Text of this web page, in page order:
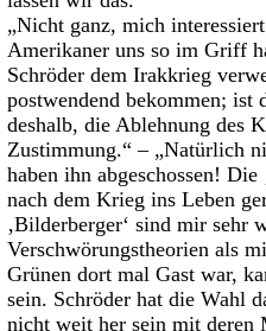
„Nicht ganz, mich
Amerikaner uns so im Griff
Schröder dem Irakkrieg
postwendend bekommen; ist
deshalb, die Ablehnung des
Zustimmung.“ – „Natürlich
haben ihn abgeschossen!
nach dem Krieg ins Leben
‚Bilderberger‘ sind mir sehr
Verschwörungstheorien als
Grünen dort mal Gast war,
sein. Schröder hat die Wahl
nicht weit her sein mit deren